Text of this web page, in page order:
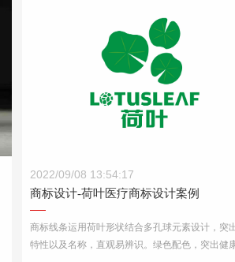
商标设计-荷叶医疗商标设计案例
2022/09/08 13:54:17
商标设计-荷叶医疗商标设计案例
商标线条运用荷叶形状结合多孔球元素设计，突
特性以及名称，直观易辨识。绿色配色，突出健